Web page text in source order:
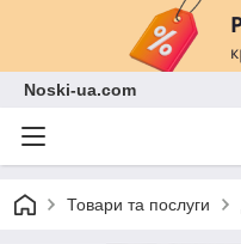
Noski-ua.com
Товари та послуги